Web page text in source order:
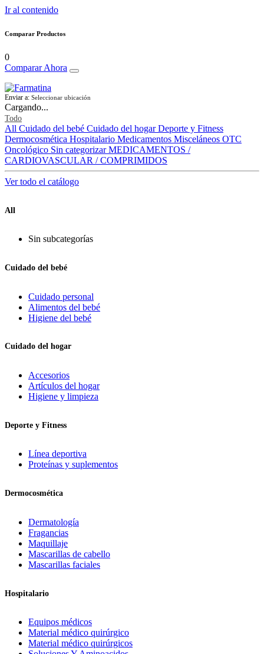
Ir al contenido
Comparar Productos
0
Comparar Ahora
Enviar a: Seleccionar ubicación
Cargando...
Todo
All Cuidado del bebé Cuidado del hogar Deporte y Fitness
Dermocosmética Hospitalario Medicamentos Misceláneos OTC
Oncológico Sin categorizar MEDICAMENTOS /
CARDIOVASCULAR / COMPRIMIDOS
Ver todo el catálogo
All
Sin subcategorías
Cuidado del bebé
Cuidado personal
Alimentos del bebé
Higiene del bebé
Cuidado del hogar
Accesorios
Artículos del hogar
Higiene y limpieza
Deporte y Fitness
Línea deportiva
Proteínas y suplementos
Dermocosmética
Dermatología
Fragancias
Maquillaje
Mascarillas de cabello
Mascarillas faciales
Hospitalario
Equipos médicos
Material médico quirúrgico
Material médico quirúrgicos